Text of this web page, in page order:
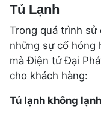
Tủ Lạnh
Trong quá trình sử
những sự cố hỏng
mà Điện tử Đại
cho khách hàng:
Tủ lạnh không